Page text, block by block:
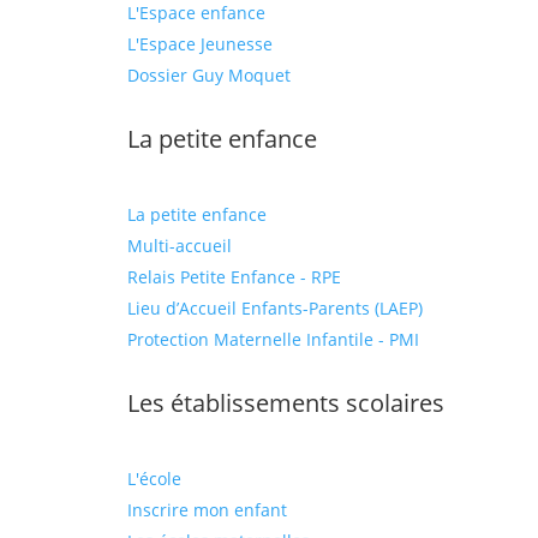
L'Espace enfance
L'Espace Jeunesse
Dossier Guy Moquet
La petite enfance
La petite enfance
Multi-accueil
Relais Petite Enfance - RPE
Lieu d’Accueil Enfants-Parents (LAEP)
Protection Maternelle Infantile - PMI
Les établissements scolaires
L'école
Inscrire mon enfant